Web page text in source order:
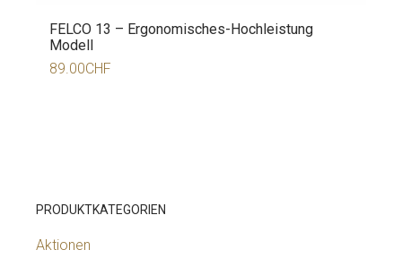
FELCO 13 – Ergonomisches-Hochleistung
Modell
89.00CHF
PRODUKTKATEGORIEN
Aktionen